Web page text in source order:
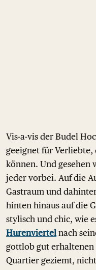
Vis-a-vis der Budel
geeignet für
können. Und gesehen
jeder vorbei. Auf die
Gastraum und
hinten hinaus auf die
stylisch und chic, wie
Hurenviertelnach
gottlob gut erhaltenen
Quartier geziemt,